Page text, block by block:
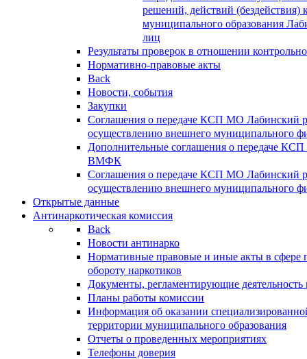
решений, действий (бездействия)
муниципального образования
лиц
Результаты проверок в отношении
Нормативно-правовые акты
Back
Новости, события
Закупки
Соглашения о передаче КСП МО Лабинский
осуществлению внешнего муниципального
Дополнительные соглашения о передаче
ВМФК
Соглашения о передаче КСП МО Лабинский
осуществлению внешнего муниципального
Открытые данные
Антинаркотическая комиссия
Back
Новости антинарко
Нормативные правовые и иные акты в сфере
обороту наркотиков
Документы, регламентирующие деятельность
Планы работы комиссии
Информация об оказании
территории муниципального образования
Отчеты о проведенных мероприятиях
Телефоны доверия